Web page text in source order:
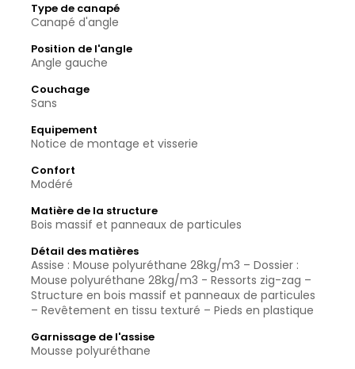
Type de canapé
Canapé d'angle
Position de l'angle
Angle gauche
Couchage
Sans
Equipement
Notice de montage et visserie
Confort
Modéré
Matière de la structure
Bois massif et panneaux de particules
Détail des matières
Assise : Mouse polyuréthane 28kg/m3 – Dossier :
Mouse polyuréthane 28kg/m3 - Ressorts zig-zag –
Structure en bois massif et panneaux de particules
– Revêtement en tissu texturé – Pieds en plastique
Garnissage de l'assise
Mousse polyuréthane